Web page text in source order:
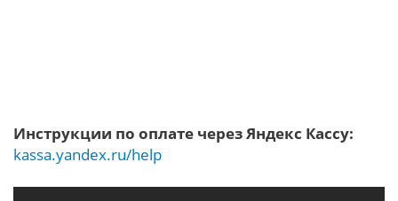
Инструкции по оплате через Яндекс Кассу:
kassa.yandex.ru/help